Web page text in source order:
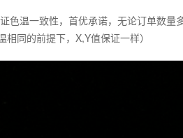
色温一致性，首优承诺，无论订单数量
同的前提下，X,Y值保证一样）